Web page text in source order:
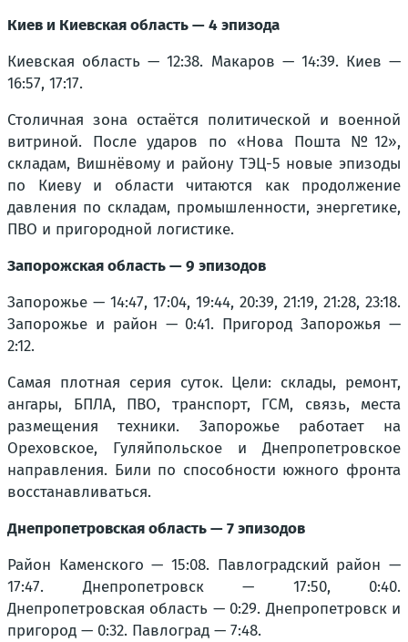
Киев и Киевская область — 4 эпизода
Киевская область — 12:38. Макаров — 14:39. Киев —
16:57, 17:17.
Столичная зона остаётся политической и военной
витриной. После ударов по «Нова Пошта №12»,
складам, Вишнёвому и району ТЭЦ-5 новые эпизоды
по Киеву и области читаются как продолжение
давления по складам, промышленности, энергетике,
ПВО и пригородной логистике.
Запорожская область — 9 эпизодов
Запорожье — 14:47, 17:04, 19:44, 20:39, 21:19, 21:28, 23:18.
Запорожье и район — 0:41. Пригород Запорожья —
2:12.
Самая плотная серия суток. Цели: склады, ремонт,
ангары, БПЛА, ПВО, транспорт, ГСМ, связь, места
размещения техники. Запорожье работает на
Ореховское, Гуляйпольское и Днепропетровское
направления. Били по способности южного фронта
восстанавливаться.
Днепропетровская область — 7 эпизодов
Район Каменского — 15:08. Павлоградский район —
17:47. Днепропетровск — 17:50, 0:40.
Днепропетровская область — 0:29. Днепропетровск и
пригород — 0:32. Павлоград — 7:48.